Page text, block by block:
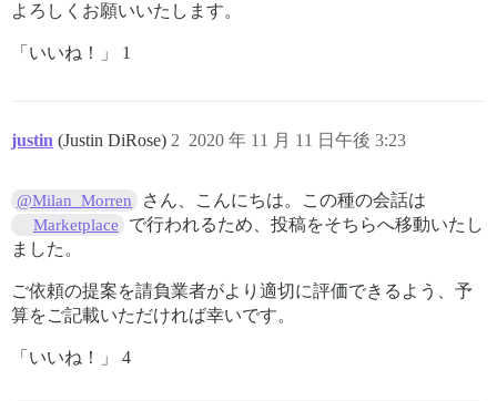
よろしくお願いいたします。
「いいね！」 1
justin (Justin DiRose) 2020 年 11 月 11 日午後 3:23
2
@Milan_Morren さん、こんにちは。この種の会話は
Marketplace
で行われるため、投稿をそちらへ移動いたし
ました。
ご依頼の提案を請負業者がより適切に評価できるよう、予
算をご記載いただければ幸いです。
「いいね！」 4